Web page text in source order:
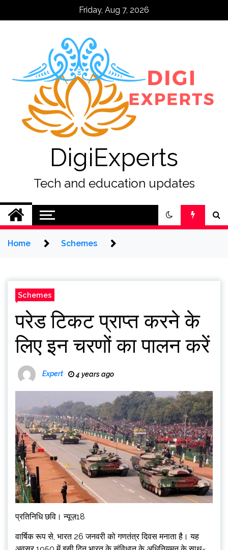
Friday, Aug 7, 2026
DigiExperts
Tech and education updates
Home Schemes
Schemes
परेड टिकट प्राप्त करने के
लिए इन चरणों का पालन करें
Expert 4 years ago
प्रतिनिधि छवि। न्यूज़18
वार्षिक रूप से, भारत 26 जनवरी को गणतंत्र दिवस मनाता है। यह